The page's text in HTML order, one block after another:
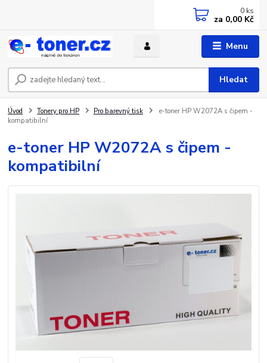
Menu
Hledat
0 ks
za 0,00 Kč
Úvod Tonery pro HP Pro barevný tisk
e-toner HP W2072A s čipem -
kompatibilní
e-toner HP W2072A s čipem -
kompatibilní